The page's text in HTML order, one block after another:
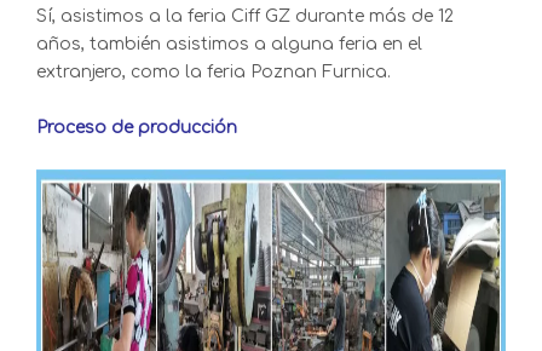
Sí, asistimos a la feria Ciff GZ durante más de 12
años, también asistimos a alguna feria en el
extranjero, como la feria Poznan Furnica.
Proceso de producción